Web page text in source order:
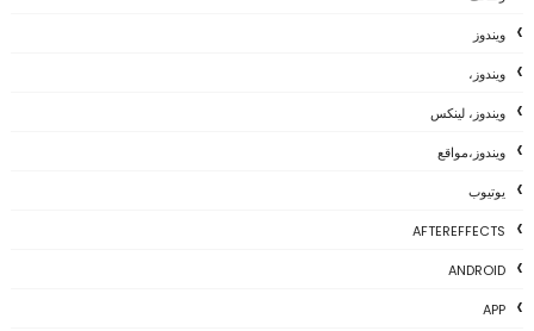
ويندوز
ويندوز،
ويندوز، لينكس
ويندوز،مواقع
يوتيوب
AFTEREFFECTS
ANDROID
APP